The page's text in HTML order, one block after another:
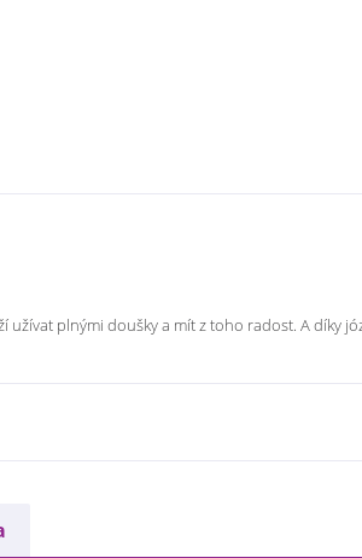
užívat plnými doušky a mít z toho radost. A díky